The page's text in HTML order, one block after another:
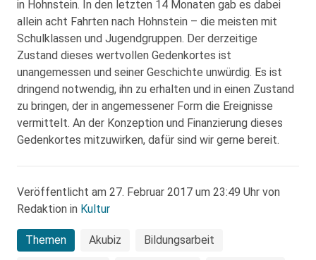
in Hohnstein. In den letzten 14 Monaten gab es dabei
allein acht Fahrten nach Hohnstein – die meisten mit
Schulklassen und Jugendgruppen. Der derzeitige
Zustand dieses wertvollen Gedenkortes ist
unangemessen und seiner Geschichte unwürdig. Es ist
dringend notwendig, ihn zu erhalten und in einen Zustand
zu bringen, der in angemessener Form die Ereignisse
vermittelt. An der Konzeption und Finanzierung dieses
Gedenkortes mitzuwirken, dafür sind wir gerne bereit.
Veröffentlicht am 27. Februar 2017 um 23:49 Uhr von
Redaktion in Kultur
Themen Akubiz Bildungsarbeit